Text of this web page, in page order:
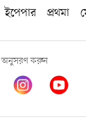
ইপেপার প্রথমা
অনুসরণ করুন